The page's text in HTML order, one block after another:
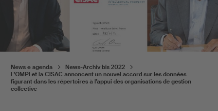
News e agenda
News-Archiv bis 2022
L’OMPI et la CISAC annoncent un nouvel accord sur les données
figurant dans les répertoires à l’appui des organisations de gestion
collective